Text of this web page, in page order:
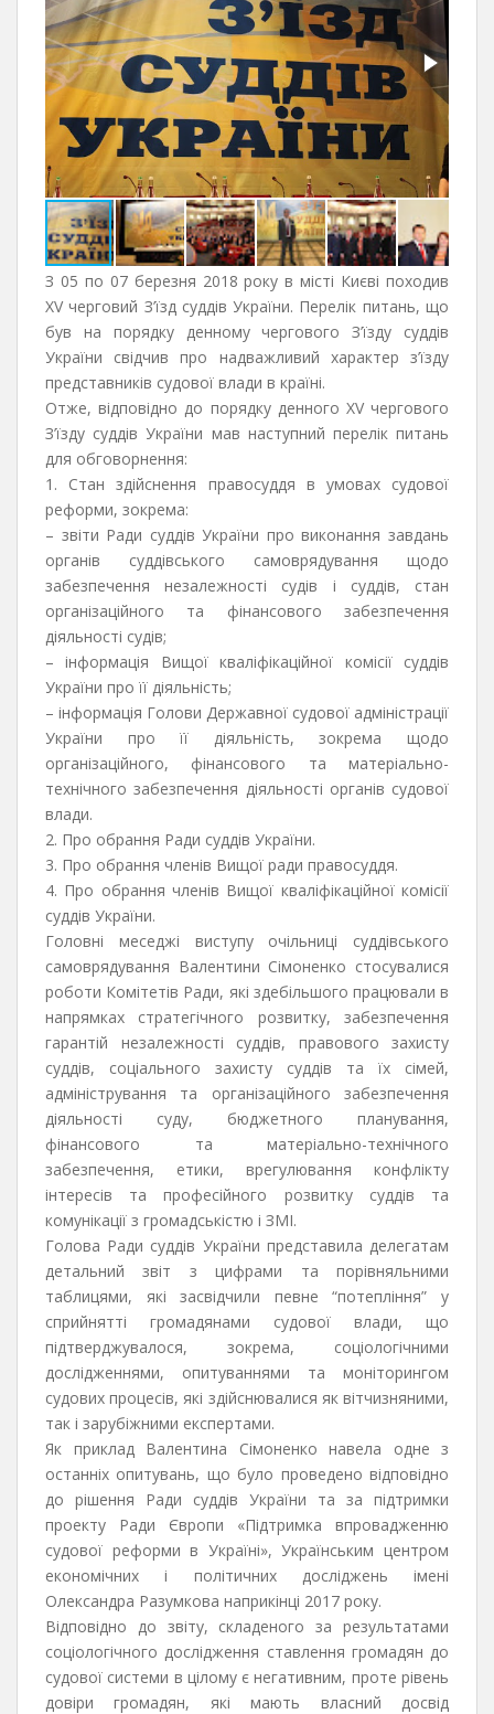
З 05 по 07 березня 2018 року в місті Києві походив
ХV черговий З’їзд суддів України. Перелік питань, що
був на порядку денному чергового З’їзду суддів
України свідчив про надважливий характер з’їзду
представників судової влади в країні.
Отже, відповідно до порядку денного ХV чергового
З’їзду суддів України мав наступний перелік питань
для обговорнення:
1. Стан здійснення правосуддя в умовах судової
реформи, зокрема:
– звіти Ради суддів України про виконання завдань
органів суддівського самоврядування щодо
забезпечення незалежності судів і суддів, стан
організаційного та фінансового забезпечення
діяльності судів;
– інформація Вищої кваліфікаційної комісії суддів
України про її діяльність;
– інформація Голови Державної судової адміністрації
України про її діяльність, зокрема щодо
організаційного, фінансового та матеріально-
технічного забезпечення діяльності органів судової
влади.
2️. Про обрання Ради суддів України.
3. Про обрання членів Вищої ради правосуддя.
️4. Про обрання членів Вищої кваліфікаційної комісії
суддів України.
Головні меседжі виступу очільниці суддівського
самоврядування Валентини Сімоненко стосувалися
роботи Комітетів Ради, які здебільшого працювали в
напрямках стратегічного розвитку, забезпечення
гарантій незалежності суддів, правового захисту
суддів, соціального захисту суддів та їх сімей,
адміністрування та організаційного забезпечення
діяльності суду, бюджетного планування,
фінансового та матеріально-технічного
забезпечення, етики, врегулювання конфлікту
інтересів та професійного розвитку суддів та
комунікації з громадськістю і ЗМІ.
Голова Ради суддів України представила делегатам
детальний звіт з цифрами та порівняльними
таблицями, які засвідчили певне “потепління” у
сприйнятті громадянами судової влади, що
підтверджувалося, зокрема, соціологічними
дослідженнями, опитуваннями та моніторингом
судових процесів, які здійснювалися як вітчизняними,
так і зарубіжними експертами.
Як приклад Валентина Сімоненко навела одне з
останніх опитувань, що було проведено відповідно
до рішення Ради суддів України та за підтримки
проекту Ради Європи «Підтримка впровадженню
судової реформи в Україні», Українським центром
економічних і політичних досліджень імені
Олександра Разумкова наприкінці 2017 року.
Відповідно до звіту, складеного за результатами
соціологічного дослідження ставлення громадян до
судової системи в цілому є негативним, проте рівень
довіри громадян, які мають власний досвід